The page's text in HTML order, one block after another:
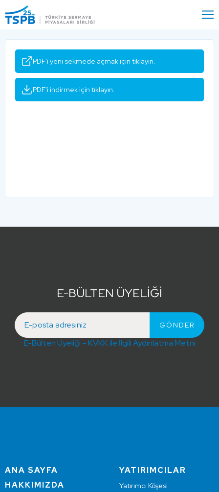
Close
PDF'i yeni sekmede açmak için tıklayın.
PDF'i indirmek için tıklayın.
E-BÜLTEN ÜYELİĞİ
E-Bülten Üyeliği – KVKK ile İlgili Aydınlatma Metni
ANA SAYFA
HAKKIMIZDA
YATIRIMCILAR
Yatırımcı Köşesi